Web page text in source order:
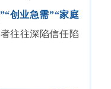
创业急需”“家庭
往往深陷信任陷